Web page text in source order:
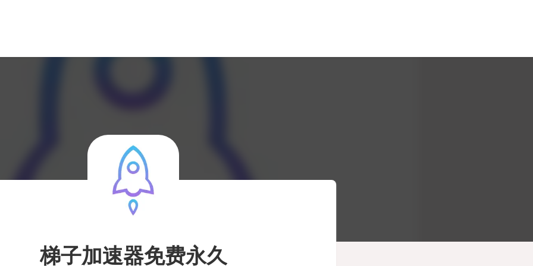
梯子加速器免费永久